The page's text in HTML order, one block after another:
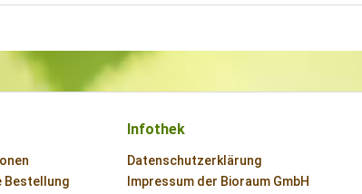
Bestellung
Infothek
Datenschutzerklärung
Impressum der Bioraum GmbH